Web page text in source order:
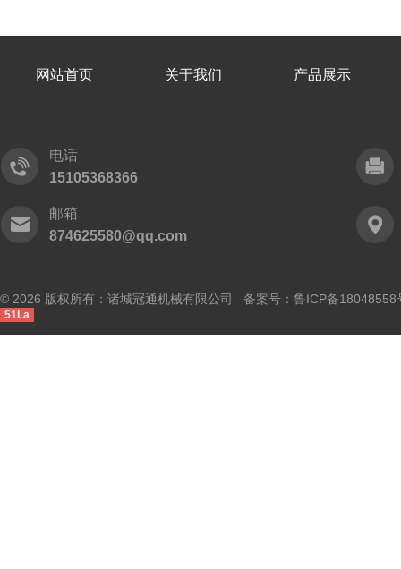
网站首页 关于我们 产品展示
电话
15105368366
邮箱
874625580@qq.com
© 2026 版权所有：诸城冠通机械有限公司 备案号： 鲁ICP备18048558
51La